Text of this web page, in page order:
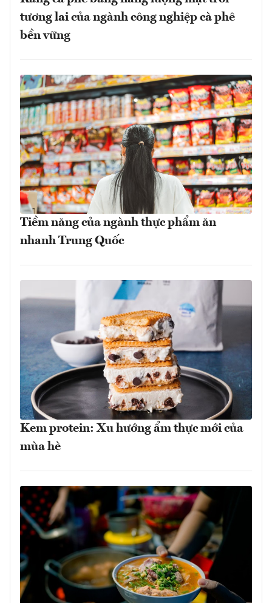
tương lai của ngành công nghiệp cà phê
bền vững
Tiềm năng của ngành thực phẩm ăn
nhanh Trung Quốc
Kem protein: Xu hướng ẩm thực mới của
mùa hè